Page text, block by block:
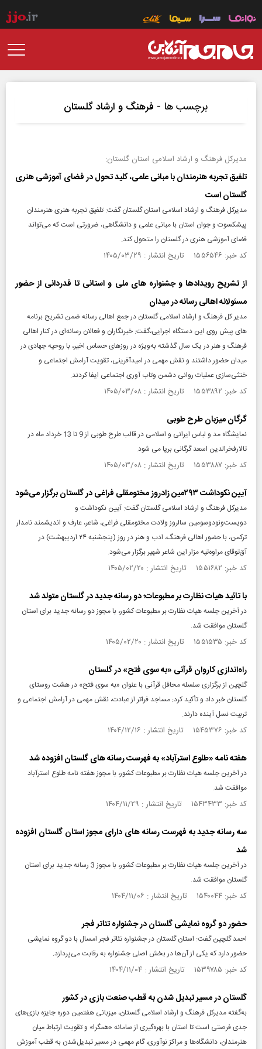
برچسب ها - فرهنگ و ارشاد گلستان
مدیرکل فرهنگ و ارشاد اسلامی استان گلستان:
تلفیق تجربه هنرمندان با مبانی علمی، کلید تحول در فضای آموزشی هنری
گلستان است
مدیرکل فرهنگ و ارشاد اسلامی استان گلستان گفت: تلفیق تجربه هنری هنرمندان
پیشکسوت و جوان استان با مبانی علمی و دانشگاهی، ضرورتی است که می‌تواند
فضای آموزشی هنری در گلستان را متحول کند.
کد خبر: ۱۵۵۶۵۴۶ تاریخ انتشار : ۱۴۰۵/۰۳/۲۹
از تشریح رویدادها و جشنواره های ملی و استانی تا قدردانی از حضور
مسئولانه اهالی رسانه در میدان
مدیر کل فرهنگ و ارشاد اسلامی گلستان در جمع اهالی رسانه ضمن تشریح برنامه
های پیش روی این دستگاه اجرایی،گفت: خبرنگاران و فعالان رسانه‌ای در کنار اهالی
فرهنگ و هنر در یک سال گذشته به‌ویژه در روزهای حساس اخیر، با روحیه جهادی در
میدان حضور داشتند و نقش مهمی در امیدآفرینی، تقویت آرامش اجتماعی و
خنثی‌سازی عملیات روانی دشمن وتاب آوری اجتماعی ایفا کردند.
کد خبر: ۱۵۵۳۸۹۲ تاریخ انتشار : ۱۴۰۵/۰۳/۰۸
گرگان میزبان طرح طوبی
نمایشگاه مد و لباس ایرانی و اسلامی در قالب طرح طوبی از 9 تا 13 خرداد ماه در
تالارفخرالدین اسعد گرگانی برپا می شود.
کد خبر: ۱۵۵۳۸۸۷ تاریخ انتشار : ۱۴۰۵/۰۳/۰۸
آیین نکوداشت ۲۹۳مین زادروز مختومقلی فراغی در گلستان برگزار می‌شود
مدیرکل فرهنگ و ارشاد اسلامی گلستان گفت: آیین نکوداشت و
دویست‌ونودوسومین سالروز ولادت مختومقلی فراغی، شاعر، عارف و اندیشمند نامدار
ترکمن، با حضور اهالی فرهنگ، ادب و هنر در روز (پنجشنبه ۲۴ اردیبهشت) در
آق‌توقای مراوه‌تپه مزار این شاعر شهیر برگزار می‌شود.
کد خبر: ۱۵۵۱۶۸۲ تاریخ انتشار : ۱۴۰۵/۰۲/۲۰
با تائید هیات نظارت بر مطبوعات؛ دو رسانه جدید در گلستان متولد شد
در آخرین جلسه هیات نظارت بر مطبوعات کشور، با مجوز دو رسانه جدید برای استان
گلستان موافقت شد.
کد خبر: ۱۵۵۱۵۳۵ تاریخ انتشار : ۱۴۰۵/۰۲/۲۰
راه‌اندازی کاروان قرآنی «به سوی فتح» در گلستان
گلچین از برگزاری سلسله محافل قرآنی با عنوان «به سوی فتح» در هشت روستای
گلستان خبر داد و تأکید کرد: مساجد فراتر از عبادت، نقش مهمی در آرامش اجتماعی و
تربیت نسل آینده دارند.
کد خبر: ۱۵۴۵۳۷۶ تاریخ انتشار : ۱۴۰۴/۱۲/۱۶
هفته نامه «طلوع استرآباد» به فهرست رسانه های گلستان افزوده شد
در آخرین جلسه هیات نظارت بر مطبوعات کشور، با مجوز هفته نامه طلوع استرآباد
موافقت شد.
کد خبر: ۱۵۴۳۴۳۳ تاریخ انتشار : ۱۴۰۴/۱۱/۲۹
سه رسانه جدید به فهرست رسانه های دارای مجوز استان گلستان افزوده
شد
در آخرین جلسه هیات نظارت بر مطبوعات کشور، با مجوز 3 رسانه جدید برای استان
گلستان موافقت شد.
کد خبر: ۱۵۴۰۰۴۴ تاریخ انتشار : ۱۴۰۴/۱۱/۰۶
حضور دو گروه نمایشی گلستان در جشنواره تئاتر فجر
احمد گلچین گفت: استان گلستان در جشنواره تئاتر فجر امسال با دو گروه نمایشی
حضور دارد که یکی از آن‌ها در بخش اصلی جشنواره به رقابت می‌پردازد.
کد خبر: ۱۵۳۹۷۸۵ تاریخ انتشار : ۱۴۰۴/۱۱/۰۴
گلستان در مسیر تبدیل شدن به قطب صنعت بازی در کشور
به‌گفته مدیرکل فرهنگ و ارشاد اسلامی گلستان، میزبانی هفتمین دوره جایزه بازی‌های
جدی فرصتی است تا استان با بهره‌گیری از سامانه «همگرا» و تقویت ارتباط میان
هنرمندان، دانشگاه‌ها و مراکز نوآوری، گام مهمی در مسیر تبدیل‌شدن به قطب آموزش